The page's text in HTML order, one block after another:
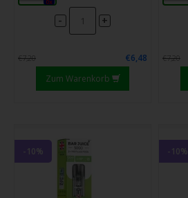
- +
€7,20
€6,48
Zum Warenkorb
€7,20
-10% -10%